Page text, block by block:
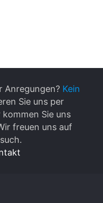
Anregungen? Kein
Sie uns per
Sie uns
freuen uns auf